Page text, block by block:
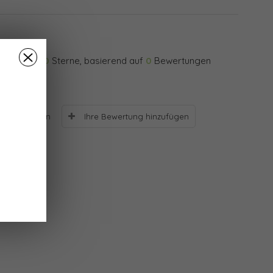
0 Sterne, basierend auf 0 Bewertungen
Bewertungen Ihre Bewertung hinzufügen